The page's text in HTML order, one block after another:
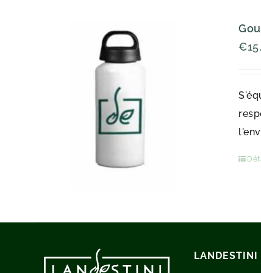
€
LANDESTINI